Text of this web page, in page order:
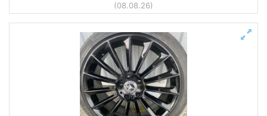
(08.08.26)